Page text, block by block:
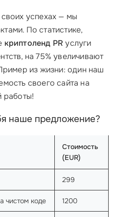
успехах — мы
По статистике,
криптоленд PR услуги
на 75% увеличивают
из жизни: один наш
своего сайта на
работы!
наше предложение?
Стоимость
(EUR)
299
чистом коде 1200